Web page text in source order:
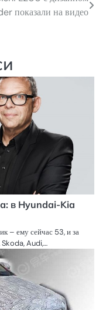
показали на видео
в Hyundai-Kia
– ему сейчас 53, и за
Audi,…